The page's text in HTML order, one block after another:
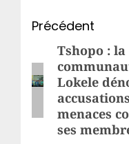
Navigation
d’article
Précédent
Article
précédent:
Tshopo : la
Lokele
menaces
ses